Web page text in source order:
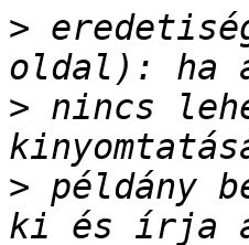
>
> nincs
> példány